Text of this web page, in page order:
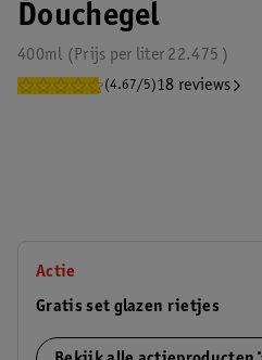
Douchegel
400ml 22.475
Prijs per liter
(4.67/5)18 reviews
Actie
Gratis set glazen rietjes